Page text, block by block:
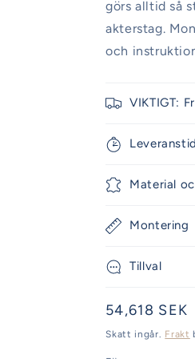
görs alltid så
akterstag.
och
VIKTIGT:
Material
Montering
Tillval
Ordinarie
pris
54,618 SEK
Skatt ingår. Frakt